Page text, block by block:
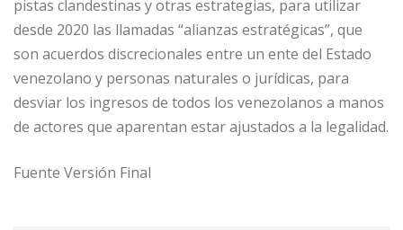
pistas clandestinas y otras estrategias, para utilizar
desde 2020 las llamadas “alianzas estratégicas”, que
son acuerdos discrecionales entre un ente del Estado
venezolano y personas naturales o jurídicas, para
desviar los ingresos de todos los venezolanos a manos
de actores que aparentan estar ajustados a la legalidad.
Fuente Versión Final